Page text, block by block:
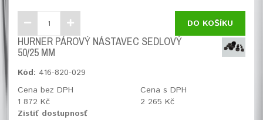
DO KOŠÍKU
HURNER PÁROVÝ NÁSTAVEC SEDLOVÝ
50/25 MM
Kód: 416-820-029
Cena bez DPH
1 872 Kč
Cena s DPH
2 265 Kč
Zistiť dostupnosť